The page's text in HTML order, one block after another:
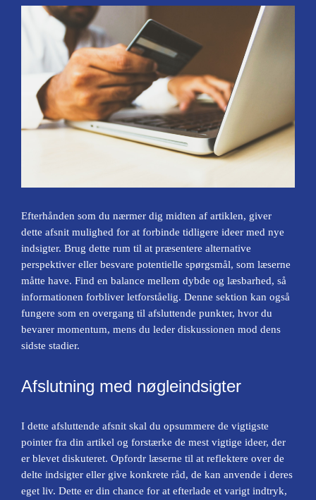
Efterhånden som du nærmer dig midten af artiklen, giver
dette afsnit mulighed for at forbinde tidligere ideer med nye
indsigter. Brug dette rum til at præsentere alternative
perspektiver eller besvare potentielle spørgsmål, som læserne
måtte have. Find en balance mellem dybde og læsbarhed, så
informationen forbliver letforståelig. Denne sektion kan også
fungere som en overgang til afsluttende punkter, hvor du
bevarer momentum, mens du leder diskussionen mod dens
sidste stadier.
Afslutning med nøgleindsigter
I dette afsluttende afsnit skal du opsummere de vigtigste
pointer fra din artikel og forstærke de mest vigtige ideer, der
er blevet diskuteret. Opfordr læserne til at reflektere over de
delte indsigter eller give konkrete råd, de kan anvende i deres
eget liv. Dette er din chance for at efterlade et varigt indtryk,